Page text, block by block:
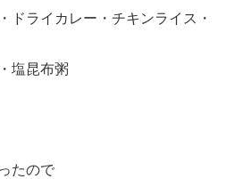
ドライカレー・チキンライス・
塩昆布粥
たので